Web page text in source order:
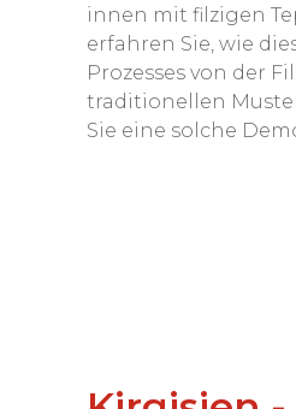
innen mit filzigen
erfahren Sie, wie
Prozesses von der
traditionellen
Sie eine solche